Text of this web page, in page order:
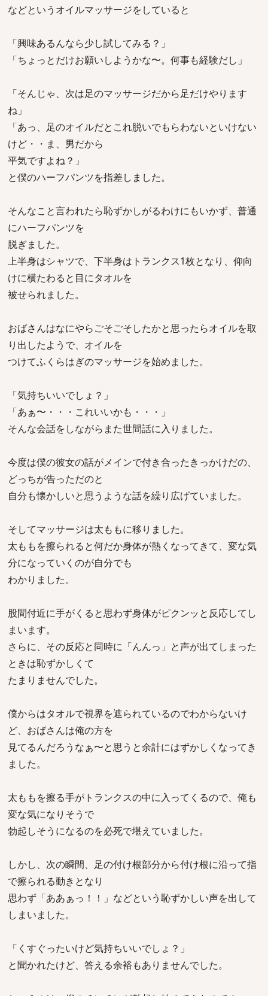
などというオイルマッサージをしていると
「興味あるんなら少し試してみる？」
「ちょっとだけお願いしようかな〜。何事も経験だし」
「そんじゃ、次は足のマッサージだから足だけやります
ね」
「あっ、足のオイルだとこれ脱いでもらわないといけない
けど・・ま、男だから
平気ですよね？」
と僕のハーフパンツを指差しました。
そんなこと言われたら恥ずかしがるわけにもいかず、普通
にハーフパンツを
脱ぎました。
上半身はシャツで、下半身はトランクス1枚となり、仰向
けに横たわると目にタオルを
被せられました。
おばさんはなにやらごそごそしたかと思ったらオイルを取
り出したようで、オイルを
つけてふくらはぎのマッサージを始めました。
「気持ちいいでしょ？」
「あぁ〜・・・これいいかも・・・」
そんな会話をしながらまた世間話に入りました。
今度は僕の彼女の話がメインで付き合ったきっかけだの、
どっちが告っただのと
自分も懐かしいと思うような話を繰り広げていました。
そしてマッサージは太ももに移りました。
太ももを擦られると何だか身体が熱くなってきて、変な気
分になっていくのが自分でも
わかりました。
股間付近に手がくると思わず身体がピクンッと反応してし
まいます。
さらに、その反応と同時に「んんっ」と声が出てしまった
ときは恥ずかしくて
たまりませんでした。
僕からはタオルで視界を遮られているのでわからないけ
ど、おばさんは俺の方を
見てるんだろうなぁ〜と思うと余計にはずかしくなってき
ました。
太ももを擦る手がトランクスの中に入ってくるので、俺も
変な気になりそうで
勃起しそうになるのを必死で堪えていました。
しかし、次の瞬間、足の付け根部分から付け根に沿って指
で擦られる動きとなり
思わず「ああぁっ！！」などという恥ずかしい声を出して
しまいました。
「くすぐったいけど気持ちいいでしょ？」
と聞かれたけど、答える余裕もありませんでした。